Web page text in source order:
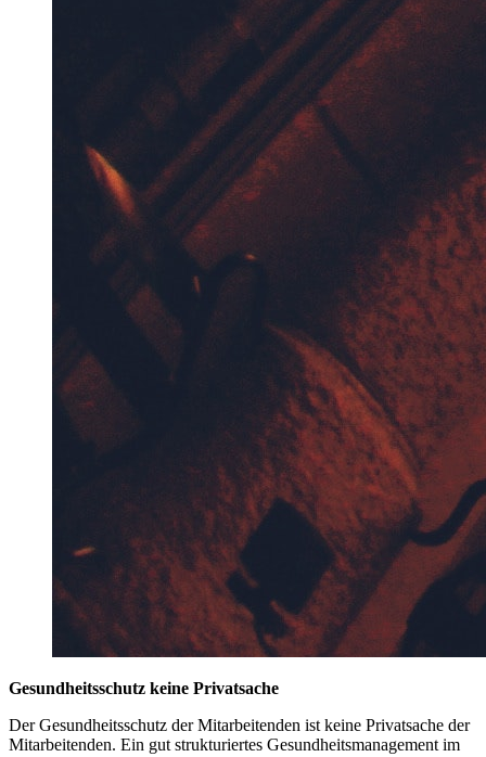
Gesundheitsschutz keine Privatsache
Der Gesundheitsschutz der Mitarbeitenden ist keine Privatsache der
Mitarbeitenden. Ein gut strukturiertes Gesundheitsmanagement im